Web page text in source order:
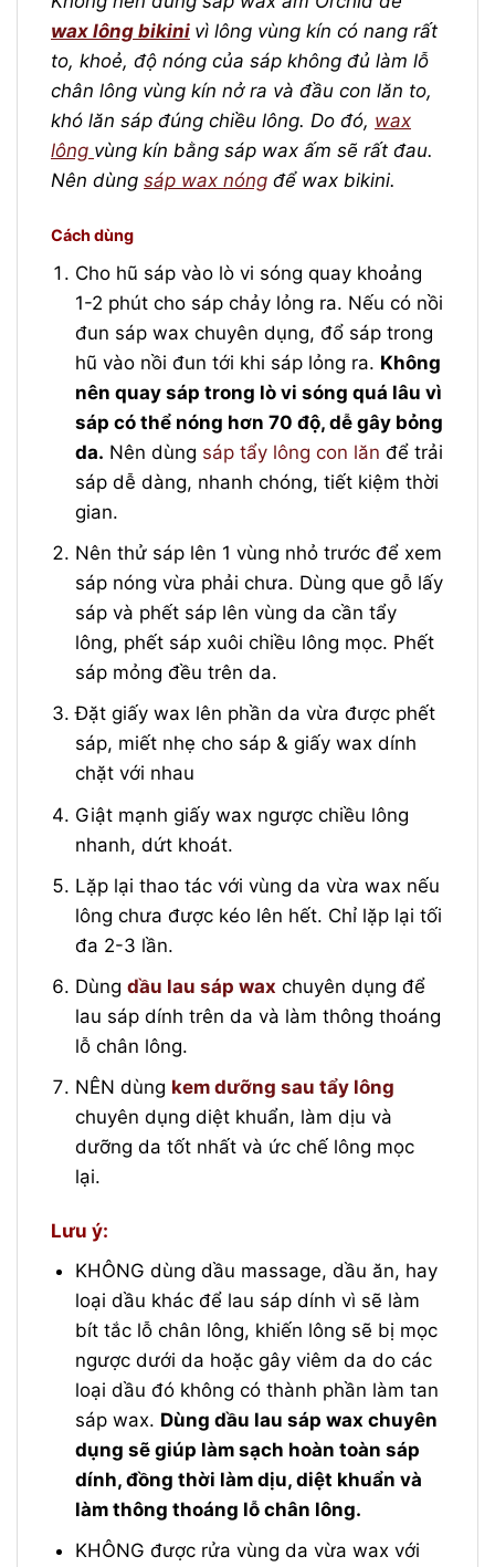
wax lông bikini vì lông vùng kín có nang rất
to, khoẻ, độ nóng của sáp không đủ làm lỗ
chân lông vùng kín nở ra và đầu con lăn to,
khó lăn sáp đúng chiều lông. Do đó, wax
lông vùng kín bằng sáp wax ấm sẽ rất đau.
Nên dùng sáp wax nóng để wax bikini.
Cách dùng
Cho hũ sáp vào lò vi sóng quay khoảng
1-2 phút cho sáp chảy lỏng ra. Nếu có nồi
đun sáp wax chuyên dụng, đổ sáp trong
hũ vào nồi đun tới khi sáp lỏng ra. Không
nên quay sáp trong lò vi sóng quá lâu vì
sáp có thể nóng hơn 70 độ, dễ gây bỏng
da. Nên dùng sáp tẩy lông con lăn để trải
sáp dễ dàng, nhanh chóng, tiết kiệm thời
gian.
Nên thử sáp lên 1 vùng nhỏ trước để xem
sáp nóng vừa phải chưa. Dùng que gỗ lấy
sáp và phết sáp lên vùng da cần tẩy
lông, phết sáp xuôi chiều lông mọc. Phết
sáp mỏng đều trên da.
Đặt giấy wax lên phần da vừa được phết
sáp, miết nhẹ cho sáp & giấy wax dính
chặt với nhau
Giật mạnh giấy wax ngược chiều lông
nhanh, dứt khoát.
Lặp lại thao tác với vùng da vừa wax nếu
lông chưa được kéo lên hết. Chỉ lặp lại tối
đa 2-3 lần.
Dùngdầu lau sáp wax chuyên dụng để
lau sáp dính trên da và làm thông thoáng
lỗ chân lông.
NÊN dùng kem dưỡng sau tẩy lông
chuyên dụng diệt khuẩn, làm dịu và
dưỡng da tốt nhất và ức chế lông mọc
lại.
Lưu ý:
KHÔNG dùng dầu massage, dầu ăn, hay
loại dầu khác để lau sáp dính vì sẽ làm
bít tắc lỗ chân lông, khiến lông sẽ bị mọc
ngược dưới da hoặc gây viêm da do các
loại dầu đó không có thành phần làm tan
sáp wax. Dùng dầu lau sáp wax chuyên
dụng sẽ giúp làm sạch hoàn toàn sáp
dính, đồng thời làm dịu, diệt khuẩn và
làm thông thoáng lỗ chân lông.
KHÔNG được rửa vùng da vừa wax với